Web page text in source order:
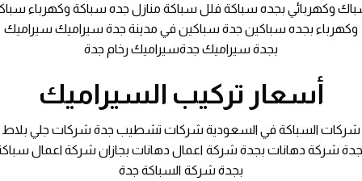
وكهربائي بجده سباكة فلل سباكة منازل جده سباكة وكهرباء
وكهرباء بجده سباكين جدة سباكين في مدينة جدة سيراميك سيراميك
بجدة سيراميك جدةسيراميك رخام جدة
أسعار تركيب السيراميك
شركات السباكة في السعودية شركات تشطيب جدة شركات جلي بلاط
شركة دهانات بجدة شركة اعمال دهانات بجازان شركة اعمال
بجدة شركة السباكة جدة